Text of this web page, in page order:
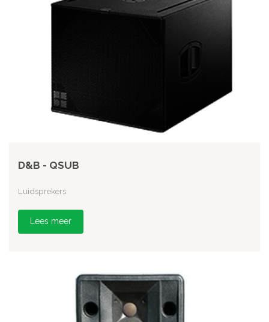
D&B - QSUB
Luidsprekers
Lees meer